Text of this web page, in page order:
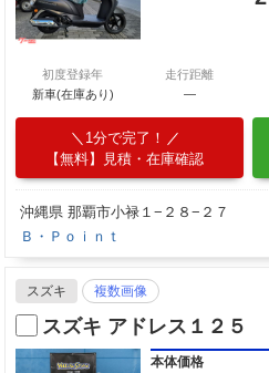
初度登録年
新車(在庫あり)
走行距離
―
1分で完了！
【無料】見積・在庫確認
沖縄県 那覇市小禄１−２８−２７
Ｂ・Ｐｏｉｎｔ
スズキ 複数画像
スズキ アドレス１２５
本体価格